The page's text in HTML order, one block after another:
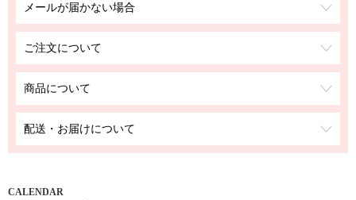
メールが届かない場合
ご注文について
商品について
配送・お届けについて